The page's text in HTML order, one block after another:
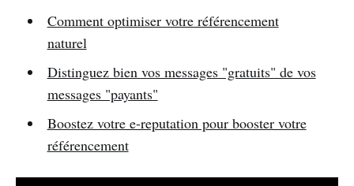
Comment optimiser votre référencement
naturel
Distinguez bien vos messages "gratuits" de vos
messages "payants"
Boostez votre e-reputation pour booster votre
référencement